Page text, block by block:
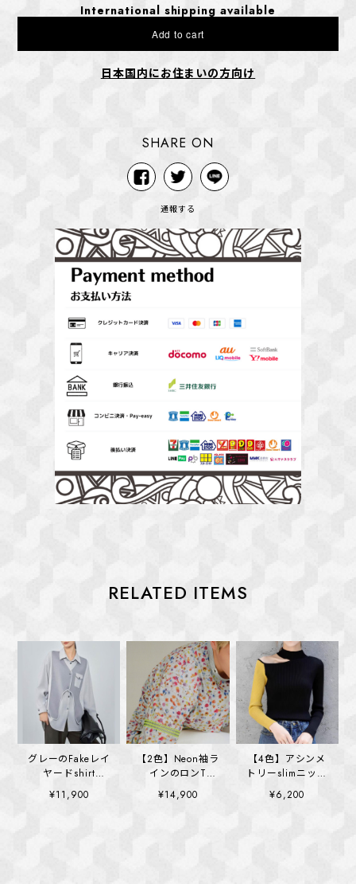
International shipping available
Add to cart
日本国内にお住まいの方向け
SHARE ON
通報する
RELATED ITEMS
グレーのFakeレイ
ヤードshirt
(kai1321)
¥11,900
【2色】Neon袖ラ
インのロンT
(kai1355)
¥14,900
【4色】アシンメ
トリーslimニット
(kai1400)
¥6,200